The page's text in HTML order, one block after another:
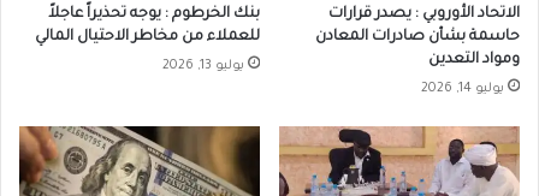
الاتحاد الأوروبي : يصدر قرارات
حاسمة بشأن صادرات المعادن
ومواد التعدين
يوليو 14, 2026
بنك الخرطوم : يوجه تحذيراً عاجلاً
للعملاء من مخاطر الاحتيال المالي
يوليو 13, 2026